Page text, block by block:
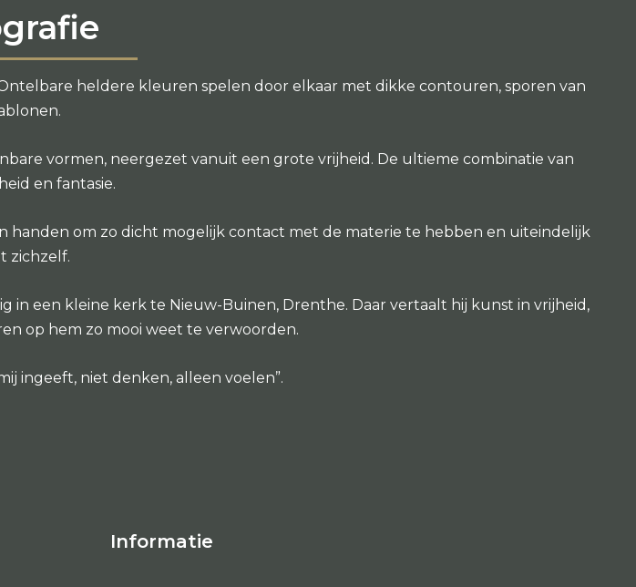
heldere kleuren spelen door elkaar met dikke contouren, sporen van
vormen, neergezet vanuit een grote vrijheid. De ultieme combinatie van
en fantasie.
om zo dicht mogelijk contact met de materie te hebben en uiteindelijk
zichzelf.
een kleine kerk te Nieuw-Buinen, Drenthe. Daar vertaalt hij kunst in vrijheid,
op hem zo mooi weet te verwoorden.
ingeeft, niet denken, alleen voelen”.
Informatie